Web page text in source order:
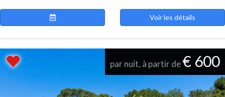
Voir les détails
par nuit, à partir de€ 600